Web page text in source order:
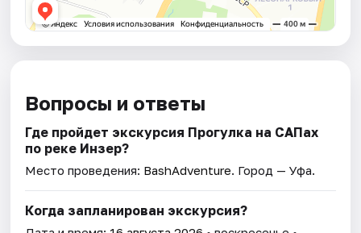
Вопросы и ответы
Где пройдет экскурсия Прогулка на САПах
по реке Инзер?
Место проведения: BashAdventure. Город — Уфа.
Когда запланирован экскурсия?